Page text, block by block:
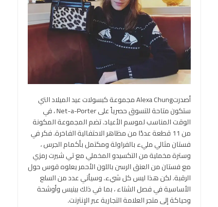
أصدرتAlexa Chung مجموعة كبسولات عيد الميلاد التي
ستكون متاحة للتسوق حصرياً على Net-a-Porter ، في
الوقت المناسب لموسم الأعياد. تضم المجموعة المكونة
من 11 قطعة عددًا من مظاهر الاحتفالية الفاخرة. فكر في
فستان مثالي مليء بالفراولة ومكتمل بأكمام الجرس ،
وسترة مخملية من التكسيدو المخملي مع تي شيرت رمزي
مع فستان من العنق الرسن باللون الأحمر يعلوه قوس حول
الرقبة. لكن هذا ليس كل شيء. وسيأتي عدد من السلع
الأساسية في فصل الشتاء ، بما في ذلك بينيس وأوشحة
وحياكة إلى متجر العلامة التجارية عبر الإنترنت.